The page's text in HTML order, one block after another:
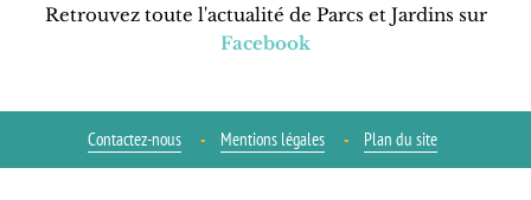
Retrouvez toute l'actualité de Parcs et Jardins sur
Facebook
Contactez-nous Mentions légales Plan du site